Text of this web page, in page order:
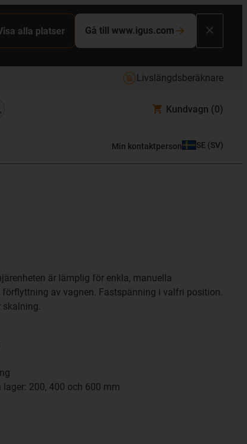
alla platser Gå till www.igus.com
Livslängdsberäknare
Kundvagn (0)
Min kontaktperson SE (SV)
är lämplig för enkla, manuella
förflyttning av vagnen. Fastspänning i valfri position.
skalning.
200, 400 och 600 mm